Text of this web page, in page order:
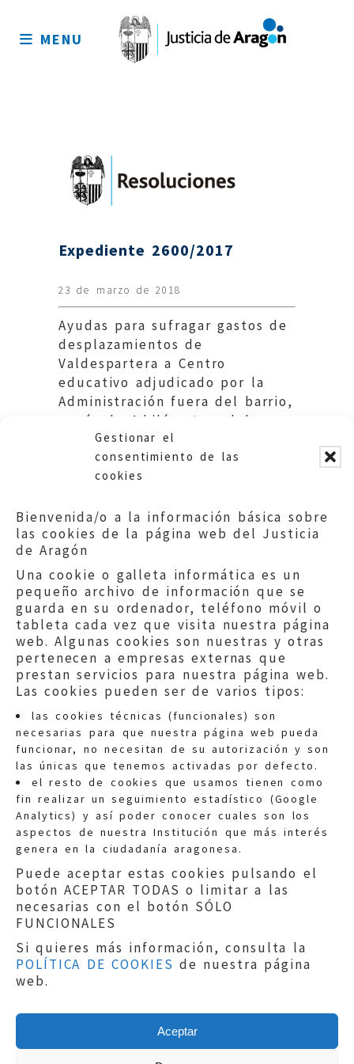
Gestionar el
consentimiento de las
cookies
Bienvenida/o a la información básica sobre
las cookies de la página web del Justicia
de Aragón
Una cookie o galleta informática es un
pequeño archivo de información que se
guarda en su ordenador, teléfono móvil o
tableta cada vez que visita nuestra página
web. Algunas cookies son nuestras y otras
pertenecen a empresas externas que
prestan servicios para nuestra página web.
Las cookies pueden ser de varios tipos:
las cookies técnicas (funcionales) son
necesarias para que nuestra página web pueda
funcionar, no necesitan de su autorización y son
las únicas que tenemos activadas por defecto.
el resto de cookies que usamos tienen como
fin realizar un seguimiento estadístico (Google
Analytics) y así poder conocer cuales son los
aspectos de nuestra Institución que más interés
genera en la ciudadanía aragonesa.
Puede aceptar estas cookies pulsando el
botón ACEPTAR TODAS o limitar a las
necesarias con el botón SÓLO
FUNCIONALES
Si quieres más información, consulta la
POLÍTICA DE COOKIES de nuestra página
web.
Aceptar
sitio
MENU
Expediente 2600/2017
23 de marzo de 2018
Ayudas para sufragar gastos de
desplazamientos de
Valdespartera a Centro
educativo adjudicado por la
Administración fuera del barrio,
a más de 4 kilómetros del
domicilio. Educación DGA
Quejas:quejas@eljusticiadearagon.es
Información general:
informacion@eljusticiadearagon.es
Teléfonos:900 210 210/
Aviso legal|Política de privacidad|
Protección de Datos
Política de cookies
Copyright © 2019El Justicia de Aragón|